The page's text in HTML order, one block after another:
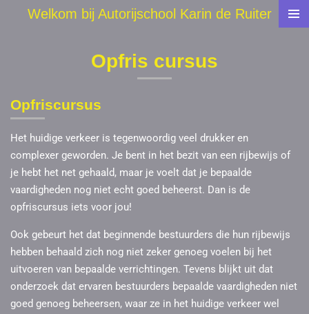
Welkom bij Autorijschool Karin de Ruiter
Opfris cursus
Opfriscursus
Het huidige verkeer is tegenwoordig veel drukker en
complexer geworden. Je bent in het bezit van een rijbewijs of
je hebt het net gehaald, maar je voelt dat je bepaalde
vaardigheden nog niet echt goed beheerst. Dan is de
opfriscursus iets voor jou!
Ook gebeurt het dat beginnende bestuurders die hun rijbewijs
hebben behaald zich nog niet zeker genoeg voelen bij het
uitvoeren van bepaalde verrichtingen. Tevens blijkt uit dat
onderzoek dat ervaren bestuurders bepaalde vaardigheden niet
goed genoeg beheersen, waar ze in het huidige verkeer wel